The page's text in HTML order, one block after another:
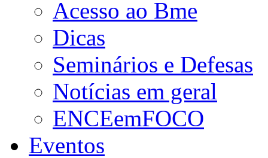
Acesso ao Bme
Dicas
Seminários e Defesas
Notícias em geral
ENCEemFOCO
Eventos